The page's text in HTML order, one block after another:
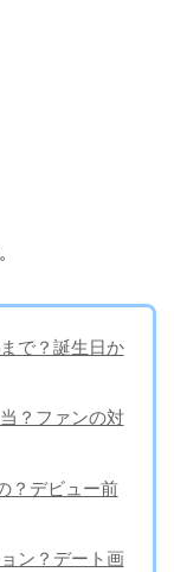
で？誕生日か
？ファンの対
？デビュー前
ン？デート画